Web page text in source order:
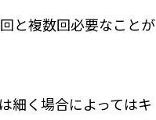
と複数回必要なことが
細く場合によってはキ